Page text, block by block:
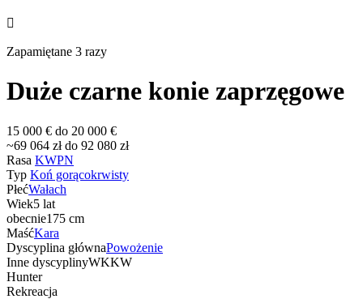

Zapamiętane 3 razy
Duże czarne konie zaprzęgowe
15 000 € do 20 000 €
~69 064 zł do 92 080 zł
Rasa KWPN
Typ Koń gorącokrwisty
PłećWałach
Wiek5 lat
obecnie175 cm
MaśćKara
Dyscyplina głównaPowożenie
Inne dyscyplinyWKKW
Hunter
Rekreacja